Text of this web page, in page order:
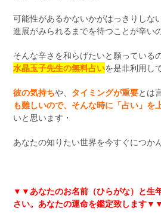
可能性があるかないかがはっきりしな
進展がみられるまでを待つことが辛い
そんな辛さを和らげたいと願っている
水晶玉子先生の無料占いを是非利用し
彼の気持ちや、 タイミングが重要とは
も難しいので、そんな時に「占い」を
いと思います・
あなたの知りたい世界を今すぐにつか
▼▼あなたのお名前（ひらがな）と生
さい。あなたの運命を鑑定致します▼▼